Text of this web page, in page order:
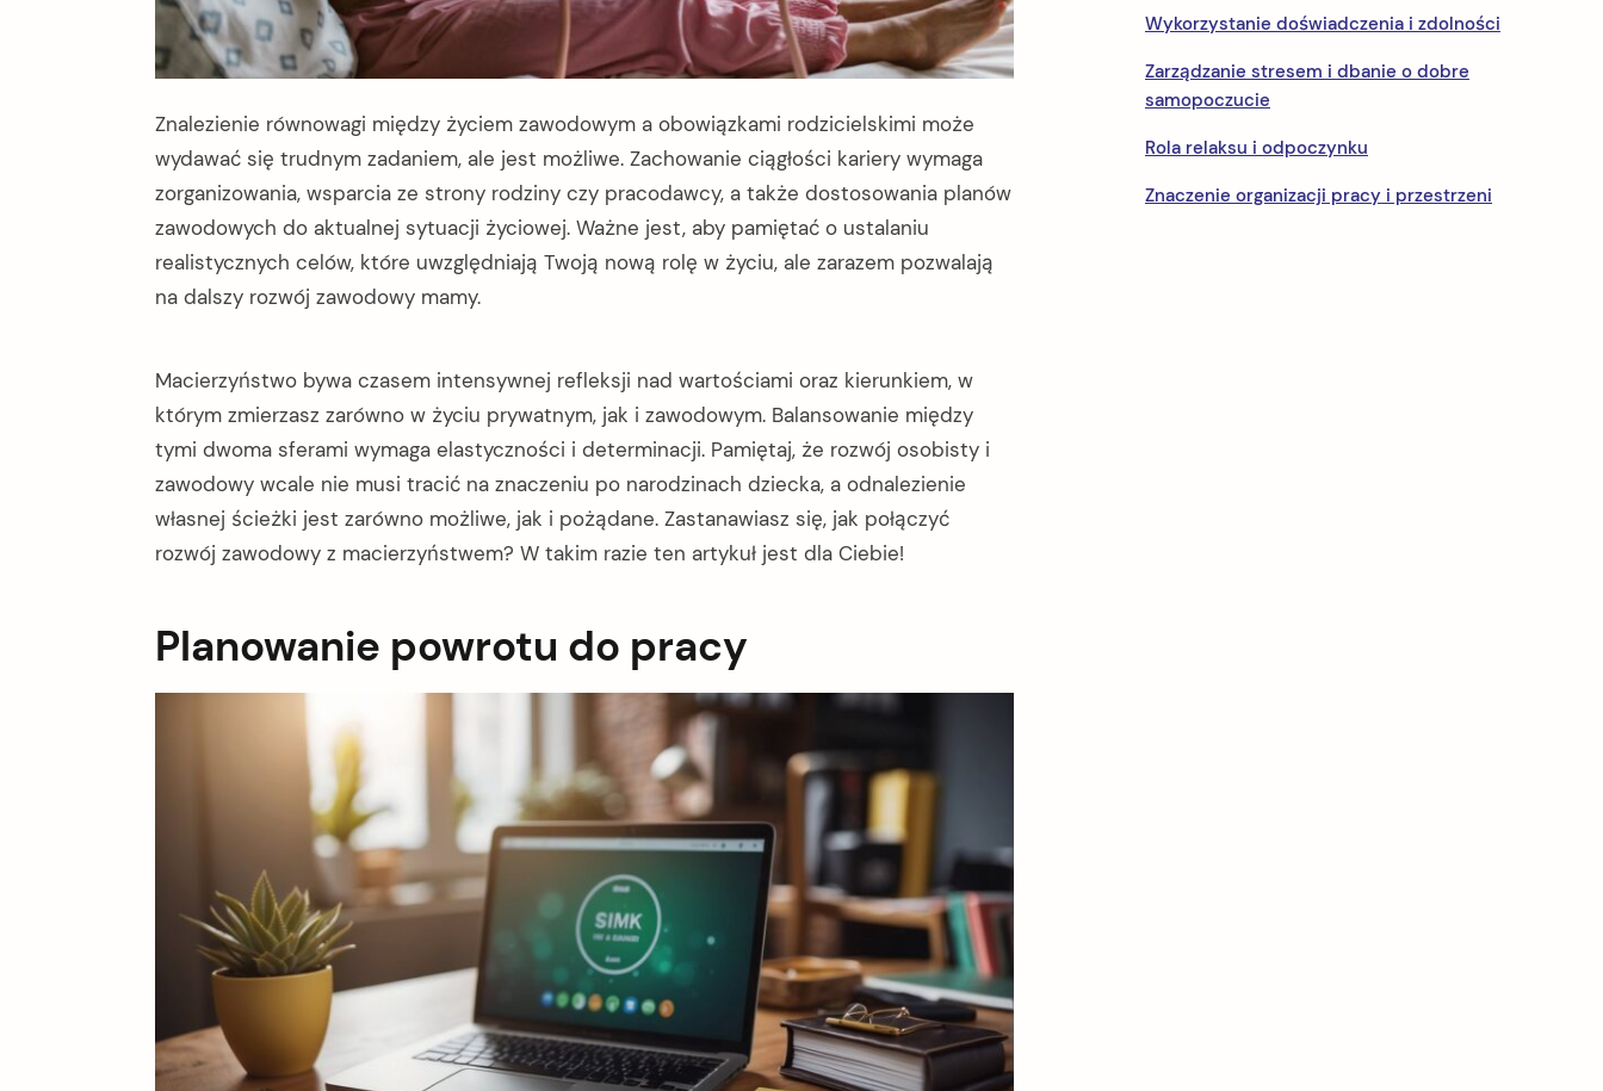
Znalezienie równowagi między życiem zawodowym a obowiązkami rodzicielskimi może
wydawać się trudnym zadaniem, ale jest możliwe. Zachowanie ciągłości kariery wymaga
zorganizowania, wsparcia ze strony rodziny czy pracodawcy, a także dostosowania planów
zawodowych do aktualnej sytuacji życiowej. Ważne jest, aby pamiętać o ustalaniu
realistycznych celów, które uwzględniają Twoją nową rolę w życiu, ale zarazem pozwalają
na dalszy rozwój zawodowy mamy.
Macierzyństwo bywa czasem intensywnej refleksji nad wartościami oraz kierunkiem, w
którym zmierzasz zarówno w życiu prywatnym, jak i zawodowym. Balansowanie między
tymi dwoma sferami wymaga elastyczności i determinacji. Pamiętaj, że rozwój osobisty i
zawodowy wcale nie musi tracić na znaczeniu po narodzinach dziecka, a odnalezienie
własnej ścieżki jest zarówno możliwe, jak i pożądane. Zastanawiasz się, jak połączyć
rozwój zawodowy z macierzyństwem? W takim razie ten artykuł jest dla Ciebie!
Planowanie powrotu do pracy
Wykorzystanie doświadczenia i zdolności
Zarządzanie stresem i dbanie o dobre
samopoczucie
Rola relaksu i odpoczynku
Znaczenie organizacji pracy i przestrzeni